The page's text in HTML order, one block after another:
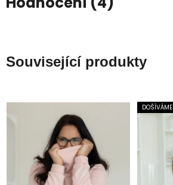
Související produkty
DOŠÍVÁME